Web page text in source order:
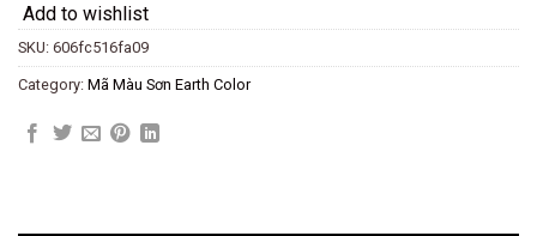
Add to wishlist
SKU: 606fc516fa09
Category: Mã Màu Sơn Earth Color